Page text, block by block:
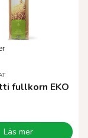
fullkorn EKO
Läs mer